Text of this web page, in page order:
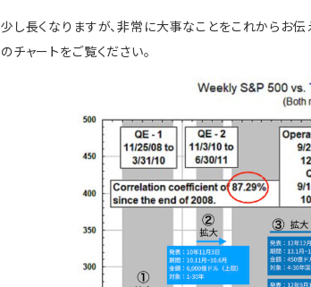
少し長くなりますが、非常に大事なことをこれからお伝
のチャートをご覧ください。